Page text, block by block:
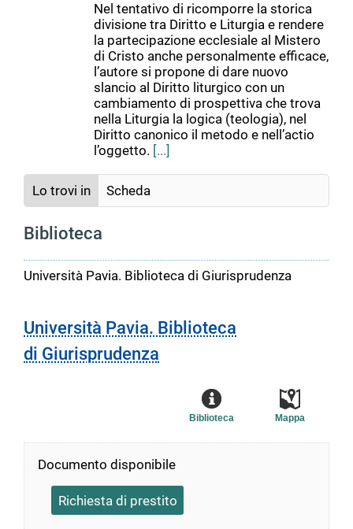
Nel tentativo di ricomporre la storica
divisione tra Diritto e Liturgia e rendere
la partecipazione ecclesiale al Mistero
di Cristo anche personalmente efficace,
l’autore si propone di dare nuovo
slancio al Diritto liturgico con un
cambiamento di prospettiva che trova
nella Liturgia la logica (teologia), nel
Diritto canonico il metodo e nell’actio
l’oggetto. [...]
Lo trovi in Scheda
Biblioteca
Università Pavia. Biblioteca di Giurisprudenza
Università Pavia. Biblioteca
di Giurisprudenza
Mappa
Biblioteca
Documento disponibile
Richiesta di prestito